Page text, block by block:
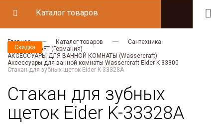
Каталог товаров
Главная Каталог товаров
Сантехника
WASSERCRAFT (Германия)
АКСЕССУАРЫ ДЛЯ ВАННОЙ КОМНАТЫ (Wassercraft)
Аксессуары для ванной комнаты Wassercraft Eider K-33300
Стакан для зубных щеток Eider K-33328A
Стакан для зубных
щеток Eider K-33328A
Скидка
Скидка